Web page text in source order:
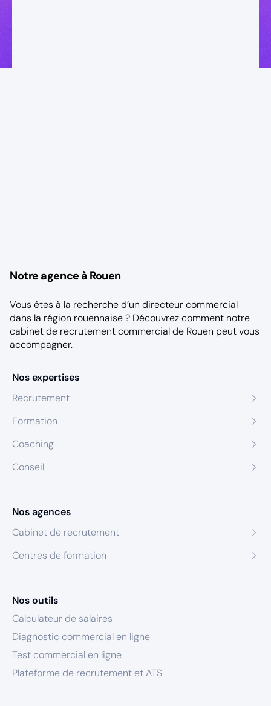
Notre agence à Rouen
Vous êtes à la recherche d’un directeur commercial
dans la région rouennaise ? Découvrez comment notre
cabinet de recrutement commercial de Rouen peut vous
accompagner.
Nos expertises
Recrutement
Formation
Coaching
Conseil
Nos agences
Cabinet de recrutement
Centres de formation
Nos outils
Calculateur de salaires
Diagnostic commercial en ligne
Test commercial en ligne
Plateforme de recrutement et ATS